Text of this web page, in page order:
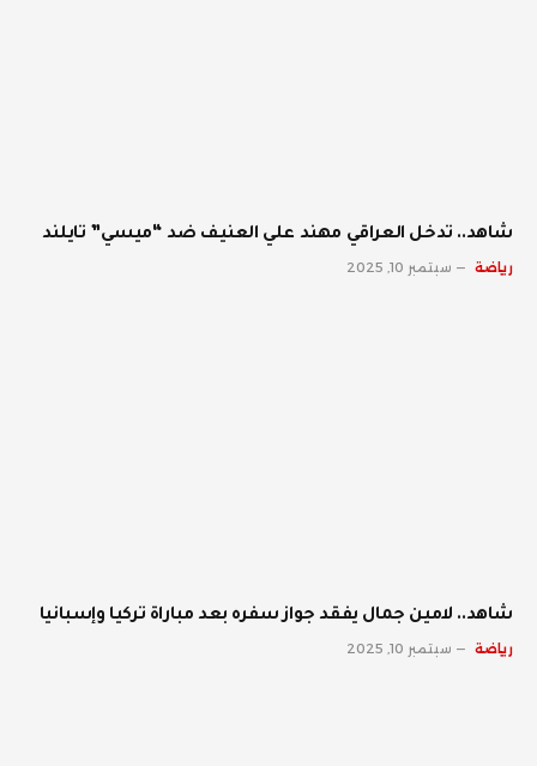
شاهد.. تدخل العراقي مهند علي العنيف ضد “ميسي” تايلند
رياضة سبتمبر 10, 2025
شاهد.. لامين جمال يفقد جواز سفره بعد مباراة تركيا وإسبانيا
رياضة سبتمبر 10, 2025